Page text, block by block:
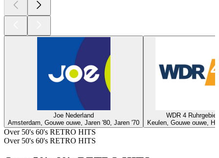
Joe Nederland
Amsterdam, Gouwe ouwe, Jaren '80, Jaren '70
WDR 4 Ruhrgebiet
Keulen, Gouwe ouwe,
Over 50's 60's RETRO HITS
Over 50's 60's RETRO HITS